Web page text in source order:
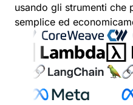
usando gli strumenti che
semplice ed